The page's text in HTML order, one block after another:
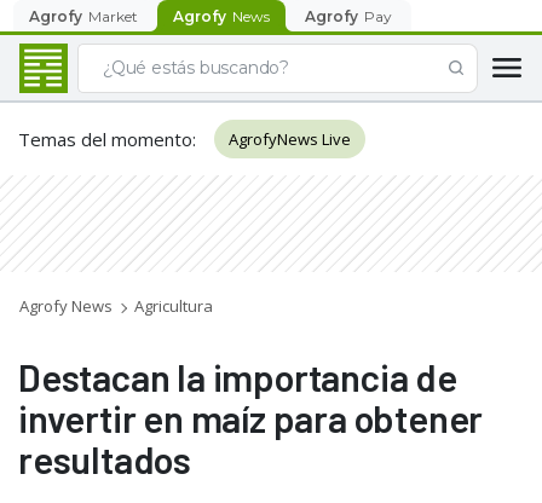
Agrofy Market Agrofy News Agrofy Pay
Temas del momento: AgrofyNews Live
Agrofy News Agricultura
Destacan la importancia de
invertir en maíz para obtener
resultados